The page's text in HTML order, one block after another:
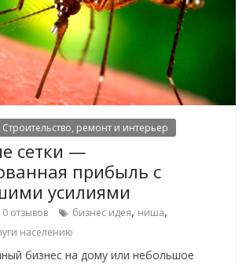
Строительство, ремонт и интерьер
сетки —
прибыль с
усилиями
0 отзывов бизнес идея, ниша,
населению
бизнес на дому или небольшое